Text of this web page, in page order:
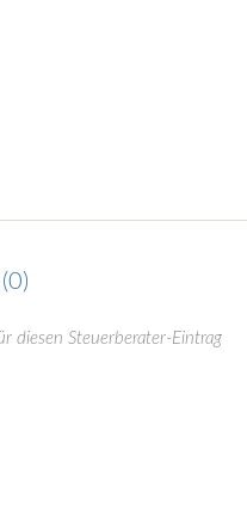
0
diesen Steuerberater-Eintrag